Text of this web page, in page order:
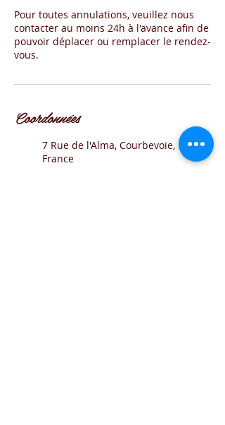
Pour toutes annulations, veuillez nous
contacter au moins 24h à l'avance afin de
pouvoir déplacer ou remplacer le rendez-
vous.
Coordonnées
7 Rue de l'Alma, Courbevoie,
France